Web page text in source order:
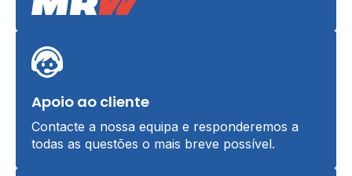
Apoio ao cliente
Contacte a nossa equipa e responderemos a
todas as questões o mais breve possível.